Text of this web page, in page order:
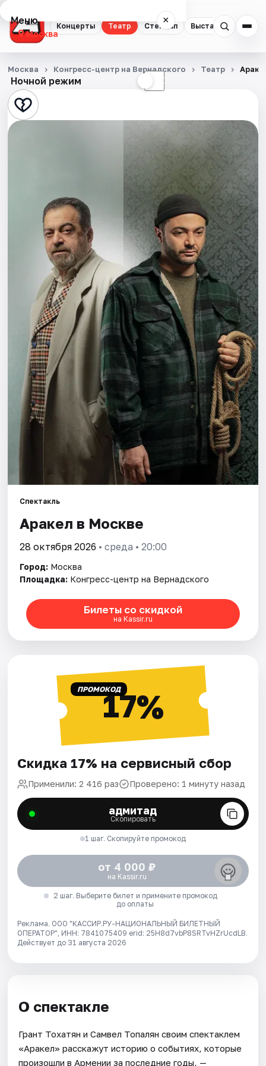
Концерты Театр Стендап Выставки
Меню ×
Москва
Концерты
Театр
Стендап
Экскурсии
События
Города
Площадки
Артисты
Рейтинги
Ночной режим ☾
Москва Конгресс-центр на Вернадского Театр
Спектакль
Аракел в Москве
28 октября 2026 • среда • 20:00
Город: Москва
Площадка: Конгресс-центр на Вернадского
Билеты со скидкой
на Kassir.ru
ПРОМОКОД17%
Скидка 17% на сервисный сбор
Применили: 2 416 раз Проверено: 1 минуту назад
адмитад
Скопировать
1 шаг. Скопируйте промокод
от 4 000 ₽
на Kassir.ru
2 шаг. Выберите билет и примените промокод
до оплаты
Реклама. ООО "КАССИР.РУ-НАЦИОНАЛЬНЫЙ БИЛЕТНЫЙ
ОПЕРАТОР", ИНН: 7841075409 erid: 25H8d7vbP8SRTvHZrUcdLB.
Действует до 31 августа 2026
О спектакле
Грант Тохатян и Самвел Топалян своим спектаклем
«Аракел» расскажут историю о событиях, которые
произошли в Армении за последние годы, —